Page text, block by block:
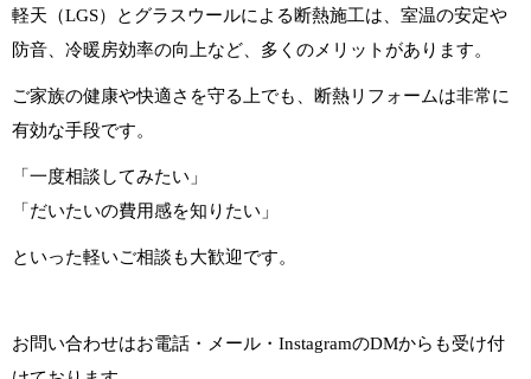
軽天（LGS）とグラスウールによる断熱施工は、室温の安定や
防音、冷暖房効率の向上など、多くのメリットがあります。
ご家族の健康や快適さを守る上でも、断熱リフォームは非常に
有効な手段です。
「一度相談してみたい」
「だいたいの費用感を知りたい」
といった軽いご相談も大歓迎です。
お問い合わせはお電話・メール・InstagramのDMからも受け付